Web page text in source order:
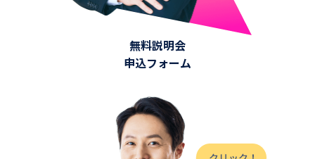
無料説明会
申込フォーム